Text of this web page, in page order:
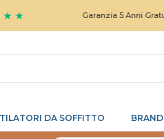
Garanzia 5 Anni Gratuita
DA SOFFITTO BRAND